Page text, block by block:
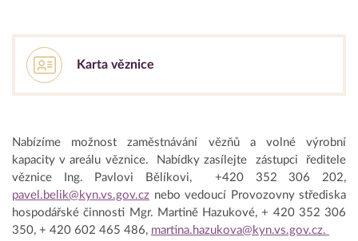
Karta věznice
Nabízíme možnost zaměstnávání vězňů a volné výrobní
kapacity v areálu věznice. Nabídky zasílejte zástupci ředitele
věznice Ing. Pavlovi Bělíkovi, +420 352 306 202,
pavel.belik@kyn.vs.gov.cz nebo vedoucí Provozovny střediska
hospodářské činnosti Mgr. Martině Hazukové, + 420 352 306
350, + 420 602 465 486, martina.hazukova@kyn.vs.gov.cz.